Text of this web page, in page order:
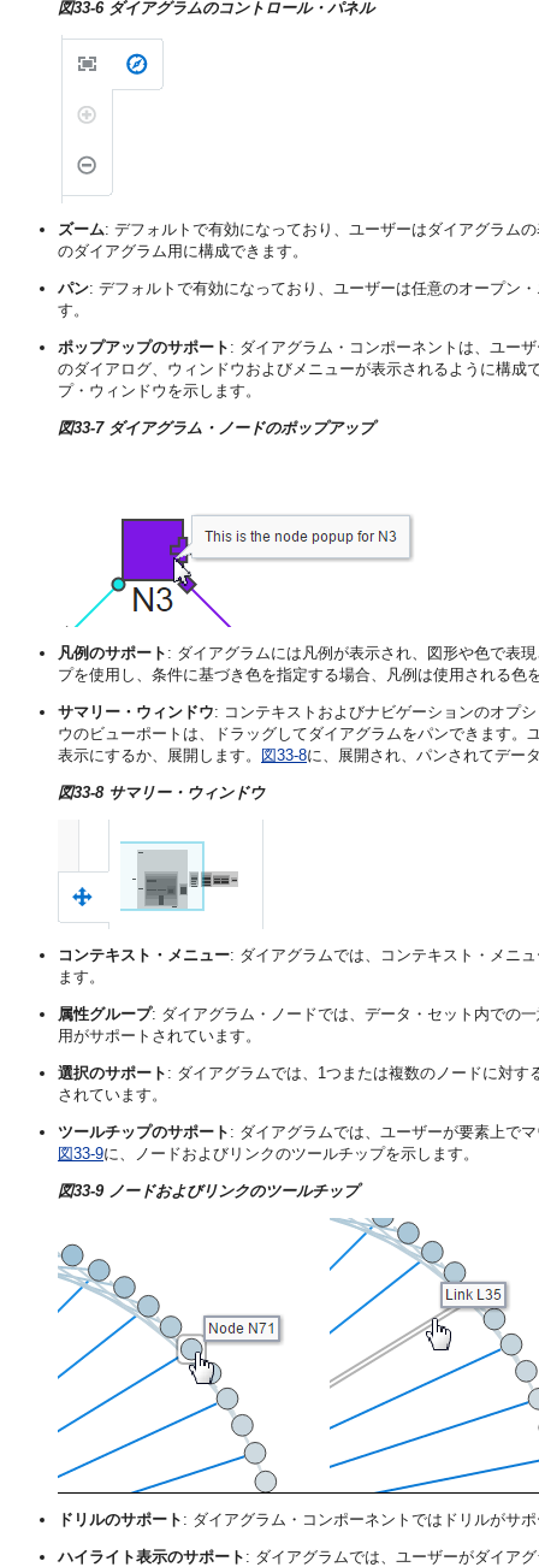
図33-6 ダイアグラムのコントロール・パネル
ズーム: デフォルトで有効になっており、ユーザーはダイアグラム
のダイアグラム用に構成できます。
パン: デフォルトで有効になっており、ユーザーは任意のオープン
す。
ポップアップのサポート : ダイアグラム・コンポーネントは、ユー
のダイアログ、ウィンドウおよびメニューが表示されるように構成
プ・ウィンドウを示します。
図33-7 ダイアグラム・ノードのポップアップ
凡例のサポート : ダイアグラムには凡例が表示され、図形や色で表
プを使用し、条件に基づき色を指定する場合、凡例は使用される
サマリー・ウィンドウ: コンテキストおよびナビゲーションのオプ
ウのビューポートは、ドラッグしてダイアグラムをパンできます。
表示にするか、展開します。
図33-8に、展開され、パンされてデー
図33-8 サマリー・ウィンドウ
コンテキスト・メニュー: ダイアグラムでは、コンテキスト・メニ
ます。
属性グループ: ダイアグラム・ノードでは、データ・セット内での
用がサポートされています。
選択のサポート : ダイアグラムでは、1つまたは複数のノードに対
されています。
ツールチップのサポート : ダイアグラムでは、ユーザーが要素上で
図33-9に、ノードおよびリンクのツールチップを示します。
図33-9 ノードおよびリンクのツールチップ
ドリルのサポート : ダイアグラム・コンポーネントではドリルがサ
ハイライト表示のサポート : ダイアグラムでは、ユーザーがダイア